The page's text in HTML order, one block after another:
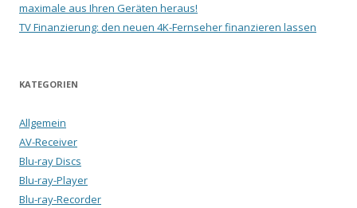
maximale aus Ihren Geräten heraus!
TV Finanzierung: den neuen 4K-Fernseher finanzieren lassen
KATEGORIEN
Allgemein
AV-Receiver
Blu-ray Discs
Blu-ray-Player
Blu-ray-Recorder